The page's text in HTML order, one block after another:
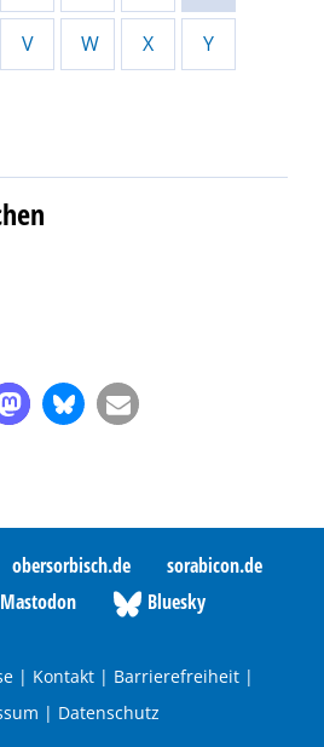
V W X Y
obersorbisch.de
sorabicon.de
Bluesky
| Kontakt | Barrierefreiheit |
| Datenschutz